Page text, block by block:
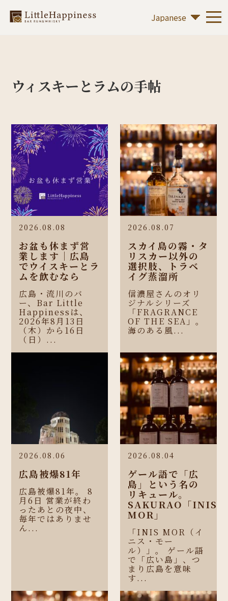
ウィスキーとラムの手帖
2026.08.08
お盆も休まず営
業します｜広島
でウイスキーとラ
ムを飲むなら
広島・流川のバ
ー、Bar Little
Happinessは、
2026年8月13日
（木）から16日
（日）...
2026.08.07
スカイ島の霧・タ
リスカー以外の
選択肢、トラベ
イグ蒸溜所
信濃屋さんのオリ
ジナルシリーズ
「FRAGRANCE
OF THE SEA」。
海のある風...
2026.08.06
広島被爆81年
広島被爆81年。 8
月6日 営業が終わ
ったあとの夜中、
毎年ではありませ
ん...
2026.08.04
ゲール語で「広
島」という名の
リキュール。
SAKURAO「INIS
MOR」
「INIS MOR（イ
ニス・モー
ル）」。 ゲール語
で「広い島」、つ
まり広島を意味
す...